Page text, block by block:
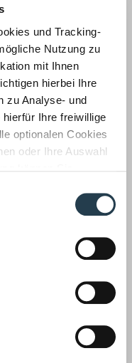
und Tracking-
Nutzung zu
mit Ihnen
hierbei Ihre
zu Analyse- und
Ihre freiwillige
optionalen Cookies
oder Ihre Auswahl
eingesetzten
Sie in unserer
Finanzwirt
für
unsere Mandanten